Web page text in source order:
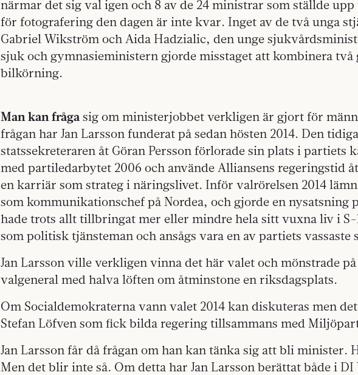
närmar det sig val igen och 8 av de 24 ministrar som ställde
för fotografering den dagen är inte kvar. Inget av de två unga
Gabriel Wikström och Aida Hadzialic, den unge
sjuk och gymnasieministern gjorde misstaget att kombinera två
bilkörning.
Man kan fråga sig om ministerjobbet verkligen är gjort för
frågan har Jan Larsson funderat på sedan hösten 2014. Den
statssekreteraren åt Göran Persson förlorade sin plats i partiets
med partiledarbytet 2006 och använde Alliansens regeringstid
en karriär som strateg i näringslivet. Inför valrörelsen 2014
som kommunikationschef på Nordea, och gjorde en nysatsning
hade trots allt tillbringat mer eller mindre hela sitt vuxna liv i
som politisk tjänsteman och ansågs vara en av partiets vassaste
Jan Larsson ville verkligen vinna det här valet och mönstrade
valgeneral med halva löften om åtminstone en riksdagsplats.
Om Socialdemokraterna vann valet 2014 kan diskuteras men
Stefan Löfven som fick bilda regering tillsammans med
Jan Larsson får då frågan om han kan tänka sig att bli minister.
Men det blir inte så. Om detta har Jan Larsson berättat både i DI